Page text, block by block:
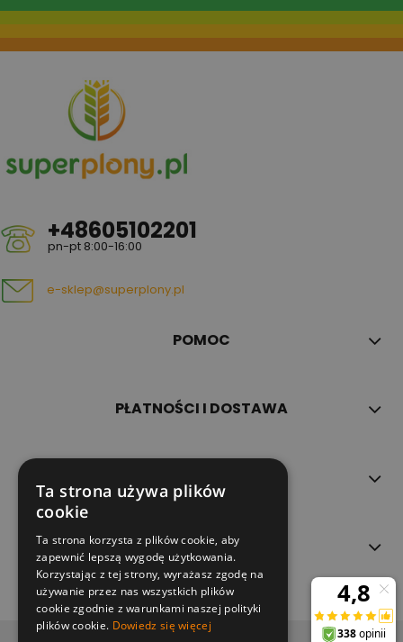
+48605102201
pn-pt 8:00-16:00
e-sklep@superplony.pl
POMOC
PŁATNOŚCI I DOSTAWA
O NAS
Ta strona używa plików
cookie
Ta strona korzysta z plików cookie, aby
zapewnić lepszą wygodę użytkowania.
Korzystając z tej strony, wyrażasz zgodę na
używanie przez nas wszystkich plików
cookie zgodnie z warunkami naszej polityki
plików cookie. Dowiedz się więcej